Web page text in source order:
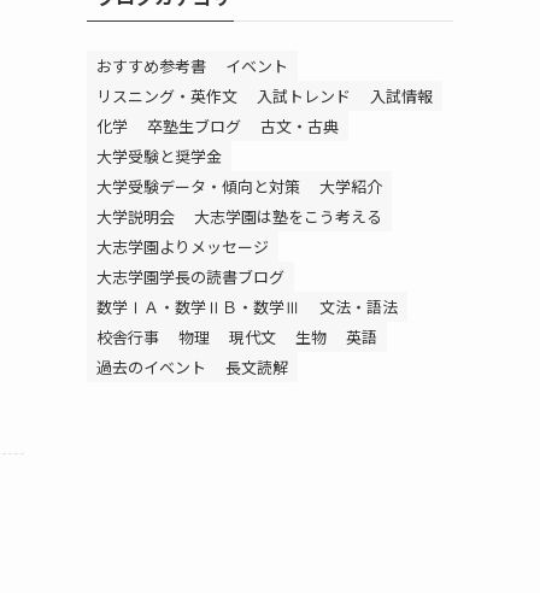
おすすめ参考書
イベント
リスニング・英作文
入試トレンド
入試情報
化学
卒塾生ブログ
古文・古典
大学受験と奨学金
大学受験データ・傾向と対策
大学紹介
大学説明会
大志学園は塾をこう考える
大志学園よりメッセージ
大志学園学長の読書ブログ
数学ⅠＡ・数学ⅡＢ・数学Ⅲ
文法・語法
校舎行事
物理 現代文 生物
英語
過去のイベント
長文読解